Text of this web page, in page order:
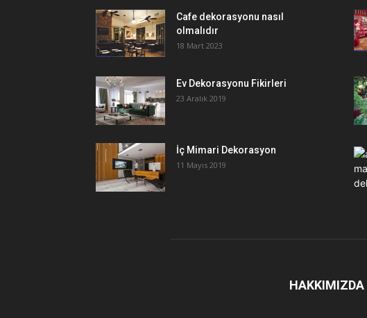
Cafe dekorasyonu nasıl
olmalıdır
18 Mart 2023
Ev Dekorasyonu Fikirleri
23 Aralık 2019
İç Mimari Dekorasyon
11 Mayıs 2019
HAKKIMIZDA